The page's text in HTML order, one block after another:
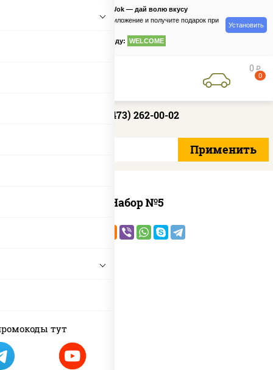
тут
PizzaSushiWok — дай волю вкусу
Скачайте приложение и получите подарок при
по промокоду: WELCOME
Установить
0 руб
0
+7 (473) 262-00-02
Набор №5